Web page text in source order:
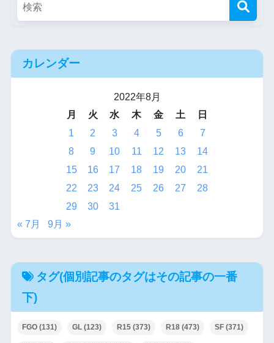
カレンダー
2022年8月
月
火 水 木 金 土
日
1
2 3 4 5 6
7
8
9 10 11 12 13
14
15
16 17 18 19 20
21
22
23 24 25 26 27
28
29
30
31
« 7月
9月 »
タグ(個別記事のタグはその記事の一番
下)
FGO(131) GL(123) R15(373) R18(473) SF(371)